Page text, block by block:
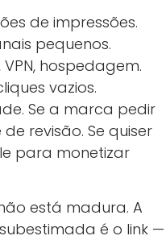
de impressões.
pequenos.
hospedagem.
vazios.
Se a marca pedir
revisão. Se quiser
para monetizar
está madura. A
é o link —